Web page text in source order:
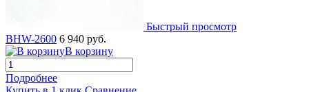
Быстрый просмотр
BHW-2600 6 940 руб.
В корзину
Подробнее